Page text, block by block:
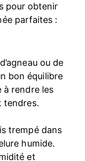
pour obtenir
parfaites :
ou de
bon équilibre
à rendre les
tendres.
trempé dans
humide.
et